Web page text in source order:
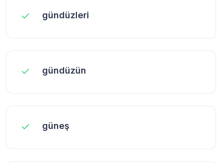
gündüzleri
gündüzün
güneş